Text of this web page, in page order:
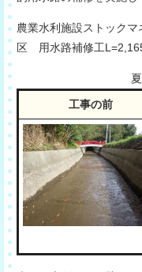
農業水利施設ストック
区 用水路補修工
夏井川
工事の前